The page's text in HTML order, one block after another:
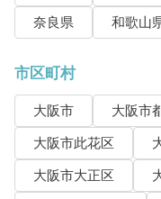
奈良県
和歌山
市区町村
大阪市 大阪市
大阪市此花区
大阪市大正区